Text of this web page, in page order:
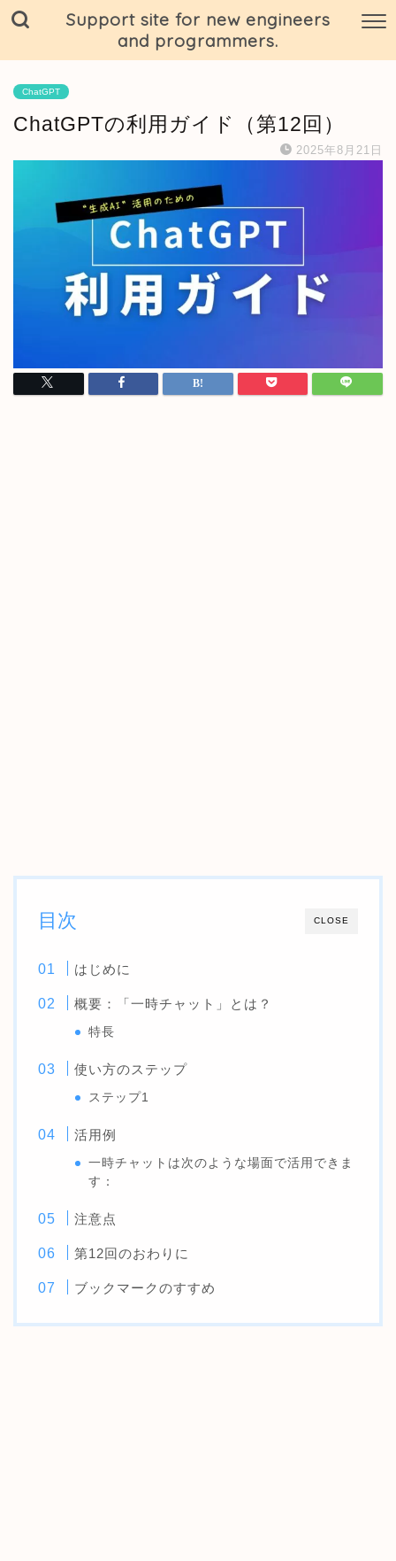
Support site for new engineers
and programmers.
ChatGPT
ChatGPTの利用ガイド（第12回）
2025年8月21日
CLOSE
目次
はじめに
概要：「一時チャット」とは？
特長
使い方のステップ
ステップ1
活用例
一時チャットは次のような場面で活用できま
す：
注意点
第12回のおわりに
ブックマークのすすめ